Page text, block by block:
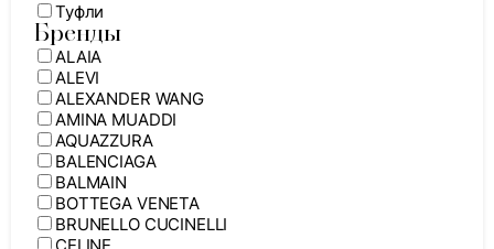
Туфли
Бренды
ALAIA
ALEVI
ALEXANDER WANG
AMINA MUADDI
AQUAZZURA
BALENCIAGA
BALMAIN
BOTTEGA VENETA
BRUNELLO CUCINELLI